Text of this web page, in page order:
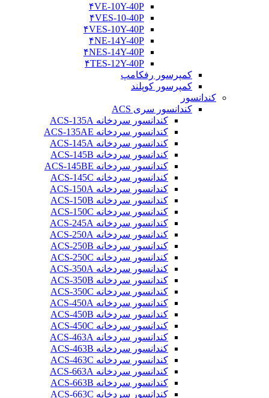
۴VE-10Y-40P
۴VES-10-40P
۴VES-10Y-40P
۴NE-14Y-40P
۴NES-14Y-40P
۴TES-12Y-40P
کمپرسور رفکامپ
کمپرسور کوپلند
کندانسور
کندانسور سری ACS
کندانسور سردخانه ACS-135A
کندانسور سردخانه ACS-135AE
کندانسور سردخانه ACS-145A
کندانسور سردخانه ACS-145B
کندانسور سردخانه ACS-145BE
کندانسور سردخانه ACS-145C
کندانسور سردخانه ACS-150A
کندانسور سردخانه ACS-150B
کندانسور سردخانه ACS-150C
کندانسور سردخانه ACS-245A
کندانسور سردخانه ACS-250A
کندانسور سردخانه ACS-250B
کندانسور سردخانه ACS-250C
کندانسور سردخانه ACS-350A
کندانسور سردخانه ACS-350B
کندانسور سردخانه ACS-350C
کندانسور سردخانه ACS-450A
کندانسور سردخانه ACS-450B
کندانسور سردخانه ACS-450C
کندانسور سردخانه ACS-463A
کندانسور سردخانه ACS-463B
کندانسور سردخانه ACS-463C
کندانسور سردخانه ACS-663A
کندانسور سردخانه ACS-663B
کندانسور سردخانه ACS-663C